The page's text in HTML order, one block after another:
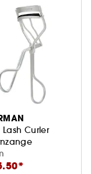
Lash Curler